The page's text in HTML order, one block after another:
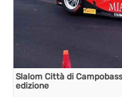
Slalom Città di
edizione